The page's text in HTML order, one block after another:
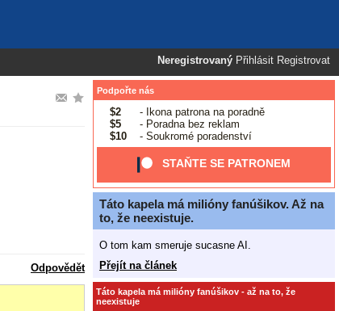
Neregistrovaný Přihlásit Registrovat
Odpovědět
Podpořte nás
$2
- Ikona patrona na poradně
$5
- Poradna bez reklam
$10
- Soukromé poradenství
STAŇTE SE PATRONEM
Táto kapela má milióny fanúšikov. Až na
to, že neexistuje.
O tom kam smeruje sucasne AI.
Přejít na článek
Táto kapela má milióny fanúšikov - až na to, že
neexistuje